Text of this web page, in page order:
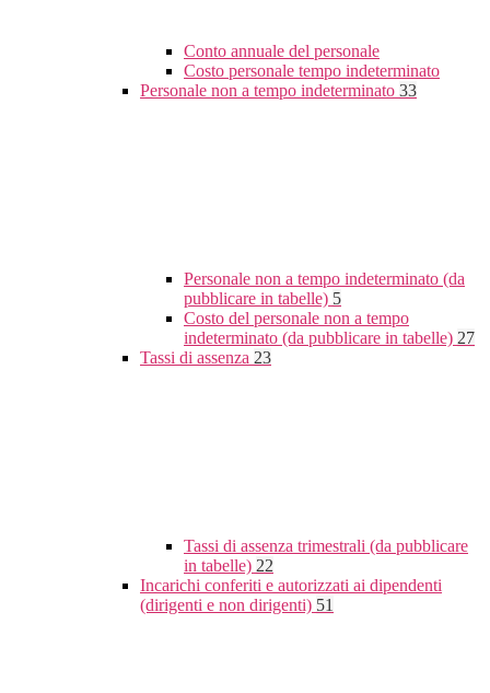
Conto annuale del personale
Costo personale tempo indeterminato
Personale non a tempo indeterminato 33
Personale non a tempo indeterminato (da
pubblicare in tabelle) 5
Costo del personale non a tempo
indeterminato (da pubblicare in tabelle) 27
Tassi di assenza 23
Tassi di assenza trimestrali (da pubblicare
in tabelle) 22
Incarichi conferiti e autorizzati ai dipendenti
(dirigenti e non dirigenti) 51